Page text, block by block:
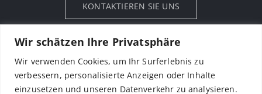
Wir schätzen Ihre Privatsphäre
Wir verwenden Cookies, um Ihr Surferlebnis zu
verbessern, personalisierte Anzeigen oder Inhalte
einzusetzen und unseren Datenverkehr zu analysieren.
KONTAKTIEREN SIE UNS
© Copyright 2026| Alle Rechte vorbehalten |